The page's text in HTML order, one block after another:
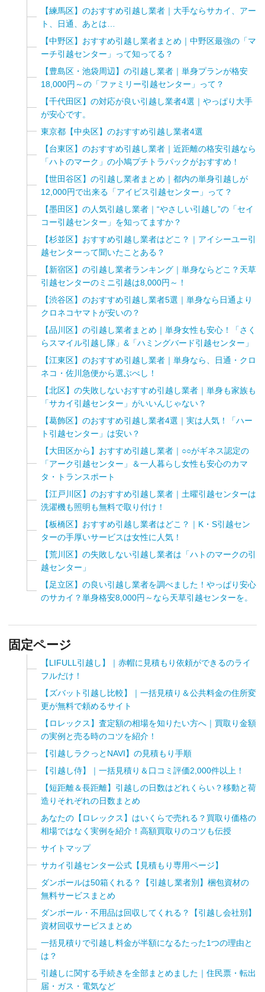
【練馬区】のおすすめ引越し業者｜大手ならサカイ、アー
ト、日通、あとは…
【中野区】おすすめ引越し業者まとめ｜中野区最強の「マ
ーチ引越センター」って知ってる？
【豊島区・池袋周辺】の引越し業者｜単身プランが格安
18,000円～の「ファミリー引越センター」って？
【千代田区】の対応が良い引越し業者4選｜やっぱり大手
が安心です。
東京都【中央区】のおすすめ引越し業者4選
【台東区】のおすすめ引越し業者｜近距離の格安引越なら
「ハトのマーク」の小鳩プチトラパックがおすすめ！
【世田谷区】の引越し業者まとめ｜都内の単身引越しが
12,000円で出来る「アイビス引越センター」って？
【墨田区】の人気引越し業者｜“やさしい引越し”の「セイ
コー引越センター」を知ってますか？
【杉並区】おすすめ引越し業者はどこ？｜アイシーユー引
越センターって聞いたことある？
【新宿区】の引越し業者ランキング｜単身ならどこ？天草
引越センターのミニ引越は8,000円～！
【渋谷区】のおすすめ引越し業者5選｜単身なら日通より
クロネコヤマトが安いの？
【品川区】の引越し業者まとめ｜単身女性も安心！「さく
らスマイル引越し隊」&「ハミングバード引越センター」
【江東区】のおすすめ引越し業者｜単身なら、日通・クロ
ネコ・佐川急便から選ぶべし！
【北区】の失敗しないおすすめ引越し業者｜単身も家族も
「サカイ引越センター」がいいんじゃない？
【葛飾区】のおすすめ引越し業者4選｜実は人気！「ハー
ト引越センター」は安い？
【大田区から】おすすめ引越し業者｜○○がギネス認定の
「アーク引越センター」＆一人暮らし女性も安心のカマ
タ・トランスポート
【江戸川区】のおすすめ引越し業者｜土曜引越センターは
洗濯機も照明も無料で取り付け！
【板橋区】おすすめ引越し業者はどこ？｜K・S引越セン
ターの手厚いサービスは女性に人気！
【荒川区】の失敗しない引越し業者は「ハトのマークの引
越センター」
【足立区】の良い引越し業者を調べました！やっぱり安心
のサカイ？単身格安8,000円～なら天草引越センターを。
固定ページ
【LIFULL引越し】｜赤帽に見積もり依頼ができるのライ
フルだけ！
【ズバット引越し比較】｜一括見積り＆公共料金の住所変
更が無料で頼めるサイト
【ロレックス】査定額の相場を知りたい方へ｜買取り金額
の実例と売る時のコツを紹介！
【引越しラクっとNAVI】の見積もり手順
【引越し侍】｜一括見積り＆口コミ評価2,000件以上！
【短距離＆長距離】引越しの日数はどれくらい？移動と荷
造りそれぞれの日数まとめ
あなたの【ロレックス】はいくらで売れる？買取り価格の
相場ではなく実例を紹介！高額買取りのコツも伝授
サイトマップ
サカイ引越センター公式【見積もり専用ページ】
ダンボールは50箱くれる？【引越し業者別】梱包資材の
無料サービスまとめ
ダンボール・不用品は回収してくれる？【引越し会社別】
資材回収サービスまとめ
一括見積りで引越し料金が半額になるたった1つの理由と
は？
引越しに関する手続きを全部まとめました｜住民票・転出
届・ガス・電気など